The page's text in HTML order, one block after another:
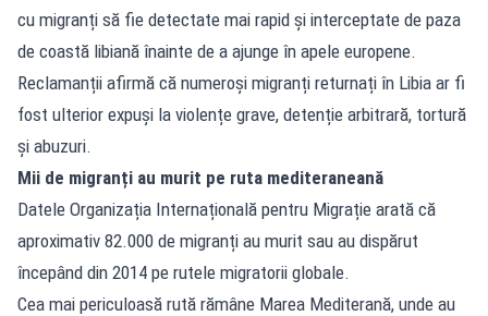
cu migranți să fie detectate mai rapid și interceptate de paza
de coastă libiană înainte de a ajunge în apele europene.
Reclamanții afirmă că numeroși migranți returnați în Libia ar fi
fost ulterior expuși la violențe grave, detenție arbitrară, tortură
și abuzuri.
Mii de migranți au murit pe ruta mediteraneană
Datele Organizația Internațională pentru Migrație arată că
aproximativ 82.000 de migranți au murit sau au dispărut
începând din 2014 pe rutele migratorii globale.
Cea mai periculoasă rută rămâne Marea Mediterană, unde au